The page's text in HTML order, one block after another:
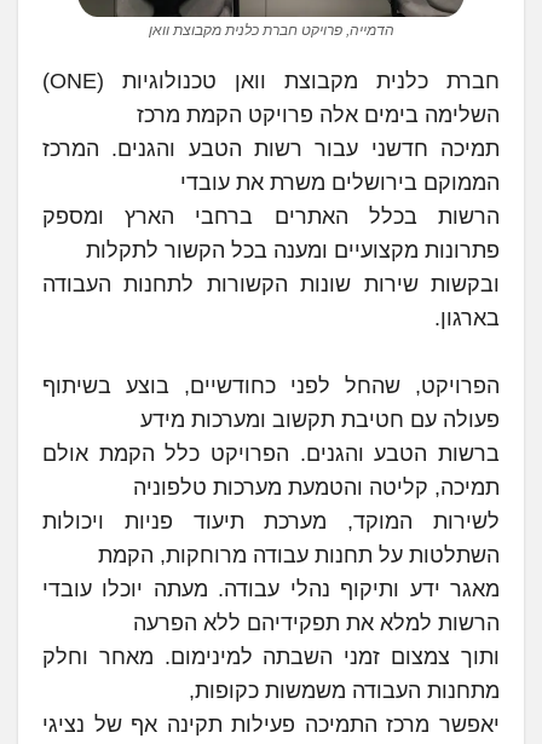
הדמייה, פרויקט חברת כלנית מקבוצת וואן
חברת כלנית מקבוצת וואן טכנולוגיות (ONE)
השלימה בימים אלה פרויקט הקמת מרכז
תמיכה חדשני עבור רשות הטבע והגנים. המרכז
הממוקם בירושלים משרת את עובדי
הרשות בכלל האתרים ברחבי הארץ ומספק
פתרונות מקצועיים ומענה בכל הקשור לתקלות
ובקשות שירות שונות הקשורות לתחנות העבודה
בארגון.
הפרויקט, שהחל לפני כחודשיים, בוצע בשיתוף
פעולה עם חטיבת תקשוב ומערכות מידע
ברשות הטבע והגנים. הפרויקט כלל הקמת אולם
תמיכה, קליטה והטמעת מערכות טלפוניה
לשירות המוקד, מערכת תיעוד פניות ויכולות
השתלטות על תחנות עבודה מרוחקות, הקמת
מאגר ידע ותיקוף נהלי עבודה. מעתה יוכלו עובדי
הרשות למלא את תפקידיהם ללא הפרעה
ותוך צמצום זמני השבתה למינימום. מאחר וחלק
מתחנות העבודה משמשות כקופות,
יאפשר מרכז התמיכה פעילות תקינה אף של נציגי